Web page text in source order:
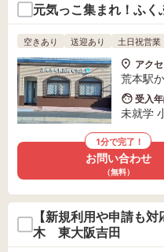
元気っこ集まれ！ふ
空きあり 送迎あり 土日祝営業
アク
荒本駅
受入
未就学
1分で完了！
お問い合わせ
（無料）
【新規利用や申請も
木 東大阪吉田